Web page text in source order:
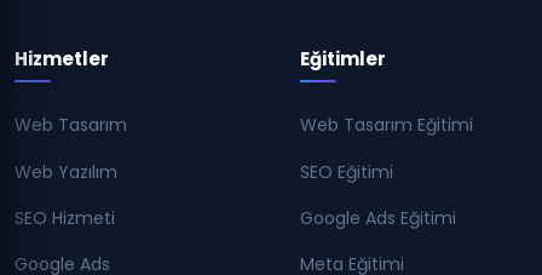
Hizmetler
Web Tasarım
Web Yazılım
SEO Hizmeti
Google Ads
Eğitimler
Web Tasarım Eğitimi
SEO Eğitimi
Google Ads Eğitimi
Meta Eğitimi